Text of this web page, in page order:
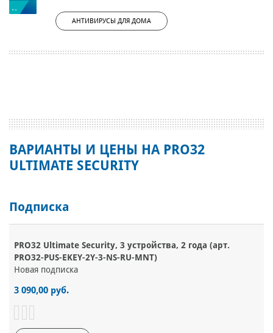
АНТИВИРУСЫ ДЛЯ ДОМА
ВАРИАНТЫ И ЦЕНЫ НА PRO32
ULTIMATE SECURITY
Подписка
PRO32 Ultimate Security, 3 устройства, 2 года (арт.
PRO32-PUS-EKEY-2Y-3-NS-RU-MNT)
Новая подписка
3 090,00 руб.